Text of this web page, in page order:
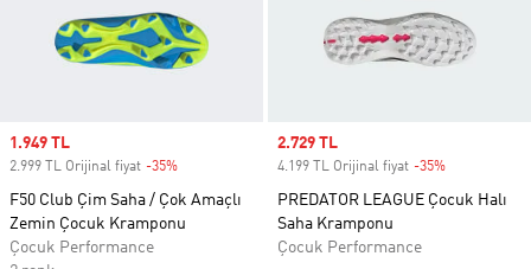
Sale price
1.949 TL
2.999 TL Orijinal fiyat -35%
F50 Club Çim Saha / Çok Amaçlı
Zemin Çocuk Kramponu
Çocuk Performance
Sale price
2.729 TL
4.199 TL Orijinal fiyat -35%
PREDATOR LEAGUE Çocuk Halı
Saha Kramponu
Çocuk Performance